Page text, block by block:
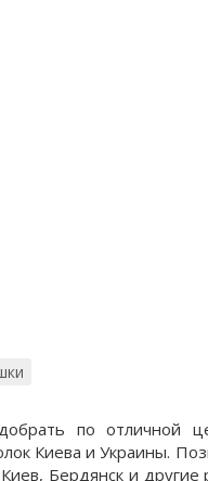
по отличной
Киева и Украины.
Бердянск и